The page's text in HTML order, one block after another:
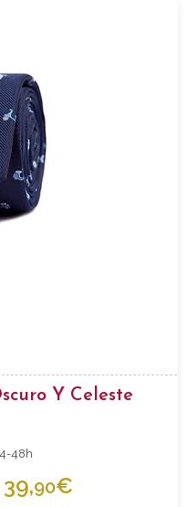
Y Celeste
48h
39,90€